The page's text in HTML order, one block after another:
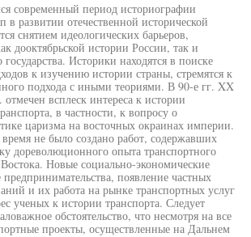
современный период историографии
в развитии отечественной исторической
снятием идеологических барьеров,
дооктябрьской истории России, так и
Историки находятся в поиске
к изучению истории страны, стремятся к
подхода с иными теориями. В 90-е гг. XX
всплеск интереса к истории
в частности, к вопросу о
царизма на восточных окраинах империи.
не было создано работ, содержавших
дореволюционного опыта транспортного
Новые социально-экономические
появление частных
и их работа на рынке транспортных услуг
ученых к истории транспорта. Следует
обстоятельство, что несмотря на все
проекты, осуществленные на Дальнем